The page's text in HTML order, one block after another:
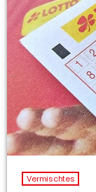
Vermischtes